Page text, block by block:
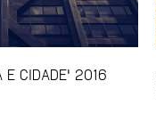
E CIDADE' 2016